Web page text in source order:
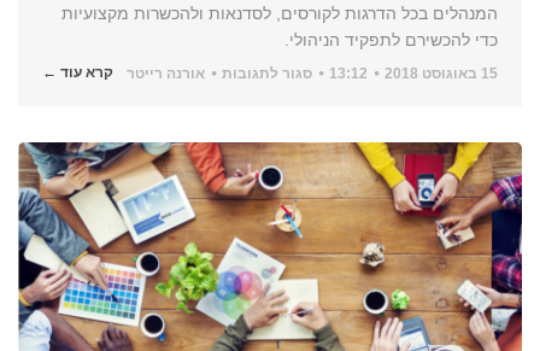
המנהלים בכל הדרגות לקורסים, לסדנאות ולהכשרות מקצועיות
כדי להכשירם לתפקיד הניהולי.
13:12 סגור לתגובותעל
ניהול
אורנה רייטר קרא עוד ←